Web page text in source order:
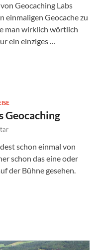
Geocaching Labs
einmaligen Geocache zu
man wirklich wörtlich
ein einziges …
Geocaching
schon einmal von
schon das eine oder
der Bühne gesehen.